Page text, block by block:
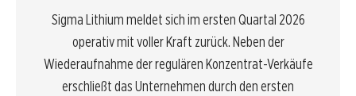
Sigma Lithium meldet sich im ersten Quartal 2026
operativ mit voller Kraft zurück. Neben der
Wiederaufnahme der regulären Konzentrat-Verkäufe
erschließt das Unternehmen durch den ersten